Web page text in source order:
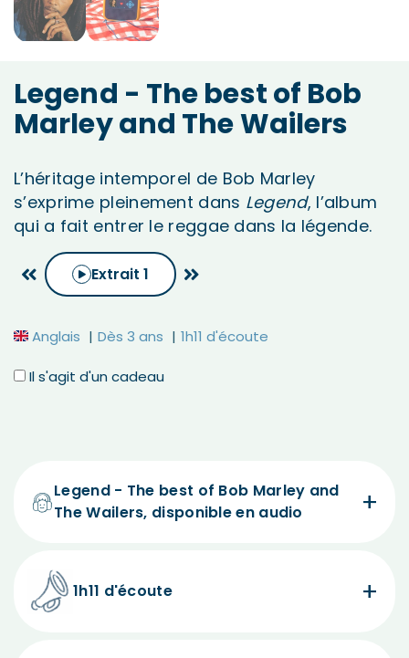
Legend - The best of Bob
Marley and The Wailers
L’héritage intemporel de Bob Marley
s’exprime pleinement dans Legend, l’album
qui a fait entrer le reggae dans la légende.
Extrait 1
Anglais Dès 3 ans 1h11 d'écoute
Il s'agit d'un cadeau
Legend - The best of Bob Marley and
The Wailers, disponible en audio
1h11 d'écoute